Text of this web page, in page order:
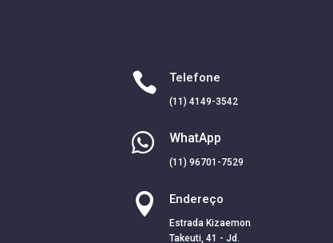
 Telefone
(11) 4149-3542
 WhatApp
(11) 96701-7529
 Endereço
Estrada Kizaemon
Takeuti, 41 - Jd.